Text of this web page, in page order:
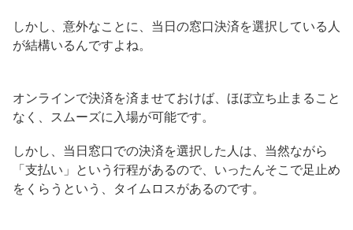
しかし、意外なことに、 当日の窓口決済を選択している人
が結構いる んですよね。
オンラインで決済を済ませておけば、ほぼ立ち止まること
なく、スムーズに入場が可能です。
しかし、当日窓口での決済を選択した人は、当然ながら
「支払い」という行程があるので、いったんそこで足止め
をくらうという、タイムロスがあるのです。